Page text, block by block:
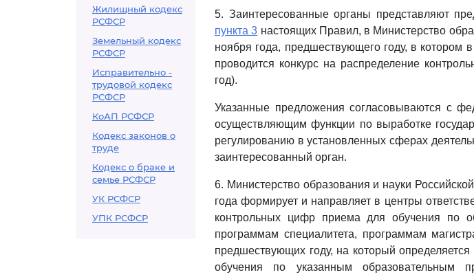
Жилищный кодекс
РСФСР
Земельный кодекс
РСФСР
Исправительно -
трудовой кодекс
РСФСР
КоАП РСФСР
Кодекс законов о
труде
Кодекс о браке и
семье РСФСР
УК РСФСР
УПК РСФСР
5. Заинтересованные органы представляют
пункта 3 настоящих Правил, в Министерство
ноября года, предшествующего году, в котором в
проводится конкурс на распределение
год).
Указанные предложения согласовываются с
осуществляющим функции по выработке
регулированию в установленных сферах
заинтересованный орган.
6. Министерство образования и науки
года формирует и направляет в центры
контрольных цифр приема для обучения по
программам специалитета, программам
предшествующих году, на который
обучения по указанным образовательным